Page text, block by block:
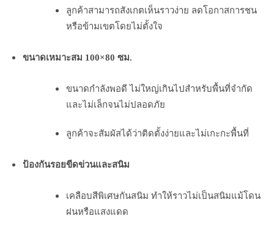
ลูกค้าสามารถสังเกตเห็นราวง่าย ลดโอกาสการชน
หรือข้ามเขตโดยไม่ตั้งใจ
ขนาดเหมาะสม 100×80 ซม.
ขนาดกำลังพอดี ไม่ใหญ่เกินไปสำหรับพื้นที่จำกัด
และไม่เล็กจนไม่ปลอดภัย
ลูกค้าจะสัมผัสได้ว่าติดตั้งง่ายและไม่เกะกะพื้นที่
ป้องกันรอยขีดข่วนและสนิม
เคลือบสีพิเศษกันสนิม ทำให้ราวไม่เป็นสนิมแม้โดน
ฝนหรือแสงแดด